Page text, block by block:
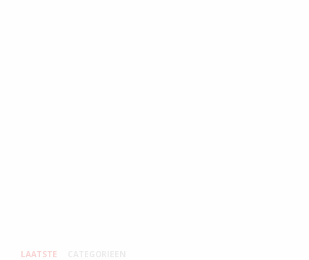
LAATSTE